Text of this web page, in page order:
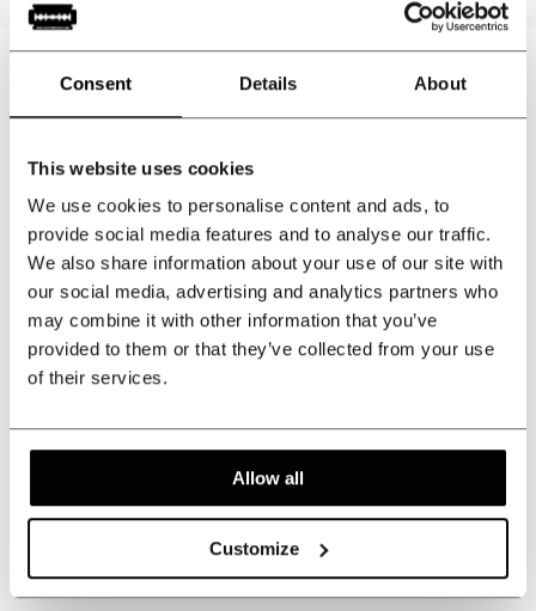
Consent Details About
This website uses cookies
We use cookies to personalise content and ads, to
provide social media features and to analyse our traffic.
We also share information about your use of our site with
our social media, advertising and analytics partners who
may combine it with other information that you’ve
provided to them or that they’ve collected from your use
of their services.
Allow all
Customize
Klantenservice: openingstijden
+31 528233787
sales@shelbybrothers.com
Deel dit product
Reviews